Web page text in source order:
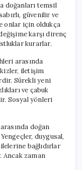
doğanları temsil
güvenilir ve
onlar için oldukça
karşı direnç
kurarlar.
arasında
iletişim
Sürekli yeni
ve çabuk
Sosyal yönleri
doğan
duygusal,
bağlıdırlar
Ancak zaman